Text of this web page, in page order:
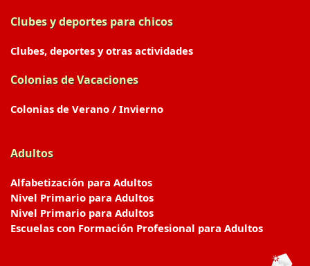
Clubes y deportes para chicos
Clubes, deportes y otras actividades
Colonias de Vacaciones
Colonias de Verano / Invierno
Adultos
Alfabetización para Adultos
Nivel Primario para Adultos
Nivel Primario para Adultos
Escuelas con Formación Profesional para Adultos